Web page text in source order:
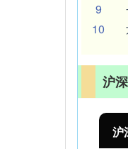
9
10
沪